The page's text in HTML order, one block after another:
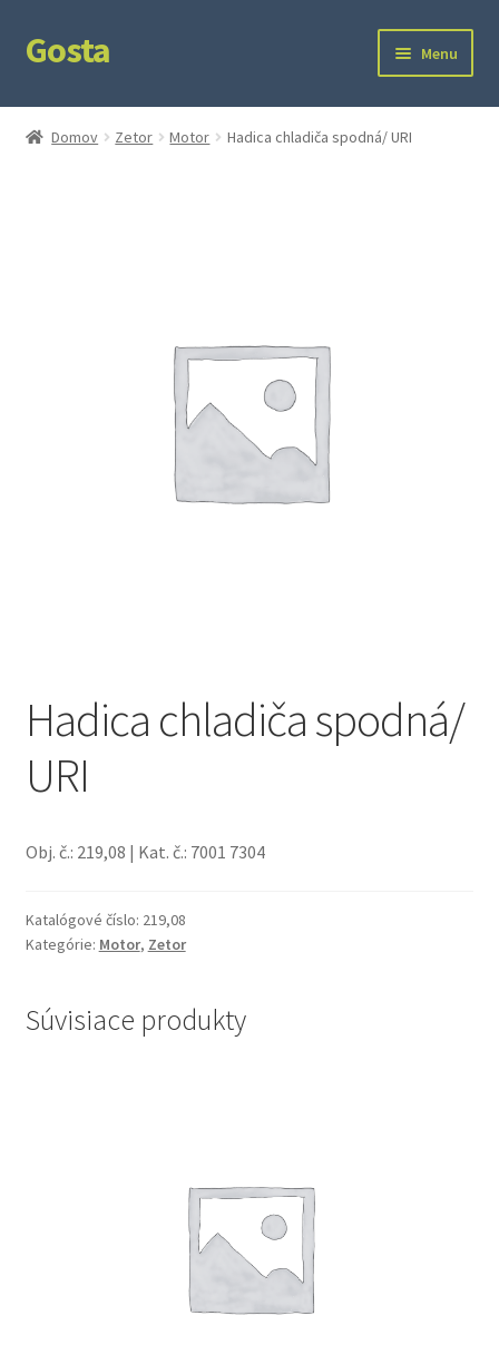
Preskočiť
na
Preskočiť
na
Gosta Menu
Domov
Domov Zetor Motor Hadica chladiča spodná/ URI
Hadica chladiča spodná/
URI
Obj. č.: 219,08 | Kat. č.: 7001 7304
Katalógové číslo: 219,08
Kategórie: Motor, Zetor
Súvisiace produkty